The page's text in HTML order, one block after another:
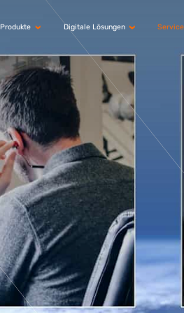
Produkte Digitale Lösungen Service